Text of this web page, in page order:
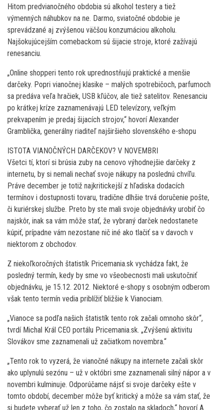
Hitom predvianočného obdobia sú alkohol testery a tiež
výmenných náhubkov na ne. Darmo, sviatočné obdobie je
sprevádzané aj zvýšenou väčšou konzumáciou alkoholu.
Najšokujúcejším comebackom sú šijacie stroje, ktoré zažívajú
renesanciu.
„Online shopperi tento rok uprednostňujú praktické a menšie
darčeky. Popri vianočnej klasike – malých spotrebičoch, parfumoch
sa predáva veľa hračiek, USB kľúčov, ale tiež satelitov. Renesanciu
po krátkej kríze zaznamenávajú LED televízory, veľkým
prekvapením je predaj šijacích strojov,“ hovorí Alexander
Gramblička, generálny riaditeľ najširšieho slovenského e-shopu
ISTOTA VIANOČNÝCH DARČEKOV? V NOVEMBRI
Všetci tí, ktorí si brúsia zuby na cenovo výhodnejšie darčeky z
internetu, by si nemali nechať svoje nákupy na poslednú chvíľu.
Práve december je totiž najkritickejší z hľadiska dodacích
termínov i dostupnosti tovaru, tradične dlhšie trvá doručenie pošte,
či kuriérskej službe. Preto by ste mali svoje objednávky urobiť čo
najskôr, inak sa vám môže stať, že vybraný darček nedostanete
kúpiť, prípadne vám nezostane nič iné ako tlačiť sa v davoch v
niektorom z obchodov.
Z niekoľkoročných štatistík Pricemania.sk vychádza fakt, že
posledný termín, kedy by sme vo všeobecnosti mali uskutočniť
objednávku, je 15.12. 2012. Niektoré e-shopy s osobným odberom
však tento termín vedia priblížiť bližšie k Vianociam.
„Vianoce sa podľa našich štatistík tento rok začali omnoho skôr“,
tvrdí Michal Král CEO portálu Pricemania.sk. „Zvýšenú aktivitu
Slovákov sme zaznamenali už začiatkom novembra.“
„Tento rok to vyzerá, že vianočné nákupy na internete začali skôr
ako uplynulú sezónu – už v októbri sme zaznamenali silný nápor a v
novembri kulminuje. Odporúčame nájsť si svoje darčeky ešte v
tomto období, december môže byť kritický a môže sa vám stať, že
si budete vyberať už len z toho, čo zostalo na skladoch,“ hovorí A.